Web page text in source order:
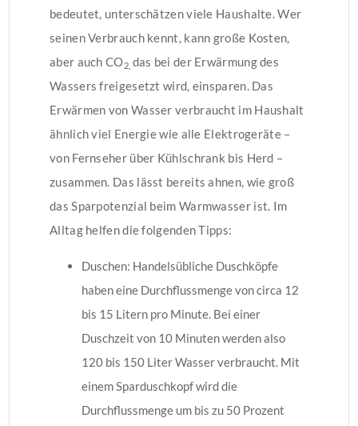
bedeutet, unterschätzen viele Haushalte. Wer
seinen Verbrauch kennt, kann große Kosten,
aber auch CO2, das bei der Erwärmung des
Wassers freigesetzt wird, einsparen. Das
Erwärmen von Wasser verbraucht im Haushalt
ähnlich viel Energie wie alle Elektrogeräte –
von Fernseher über Kühlschrank bis Herd –
zusammen. Das lässt bereits ahnen, wie groß
das Sparpotenzial beim Warmwasser ist. Im
Alltag helfen die folgenden Tipps:
Duschen: Handelsübliche Duschköpfe
haben eine Durchflussmenge von circa 12
bis 15 Litern pro Minute. Bei einer
Duschzeit von 10 Minuten werden also
120 bis 150 Liter Wasser verbraucht. Mit
einem Sparduschkopf wird die
Durchflussmenge um bis zu 50 Prozent